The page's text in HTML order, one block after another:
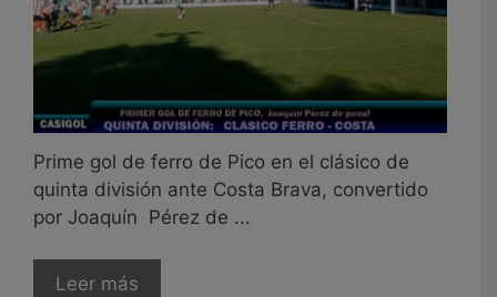
Prime gol de ferro de Pico en el clásico de
quinta división ante Costa Brava, convertido
por Joaquín Pérez de ...
Leer más